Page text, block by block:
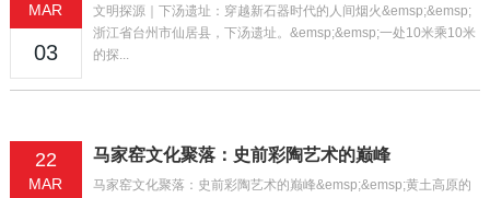
MAR
03
文明探源｜下汤遗址：穿越新石器时代的人间烟火&emsp;&emsp;
浙江省台州市仙居县，下汤遗址。&emsp;&emsp;一处10米乘10米
的探...
22
MAR
马家窑文化聚落：史前彩陶艺术的巅峰
马家窑文化聚落：史前彩陶艺术的巅峰&emsp;&emsp;黄土高原的